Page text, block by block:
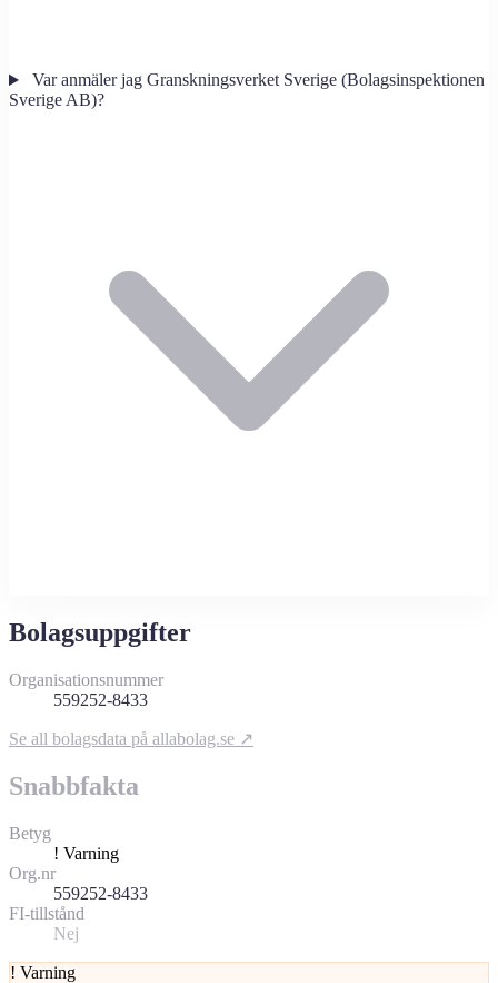
Var anmäler jag Granskningsverket Sverige (Bolagsinspektionen
Sverige AB)?
Bolagsuppgifter
Organisationsnummer
559252-8433
Se all bolagsdata på allabolag.se ↗
Snabbfakta
Betyg
! Varning
Org.nr
559252-8433
FI-tillstånd
Nej
! Varning